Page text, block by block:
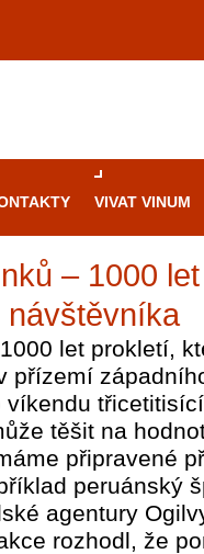
VIVAT VINUM
– 1000
návštěvníka
let prokletí,
přízemí
víkendu
těšit na
připravené
peruánský
agentury
rozhodl, že
Průvodce
Brně: Od
automaty
Brno je
zajímavé
restaurace,
kde si
hry. V
nabídku her